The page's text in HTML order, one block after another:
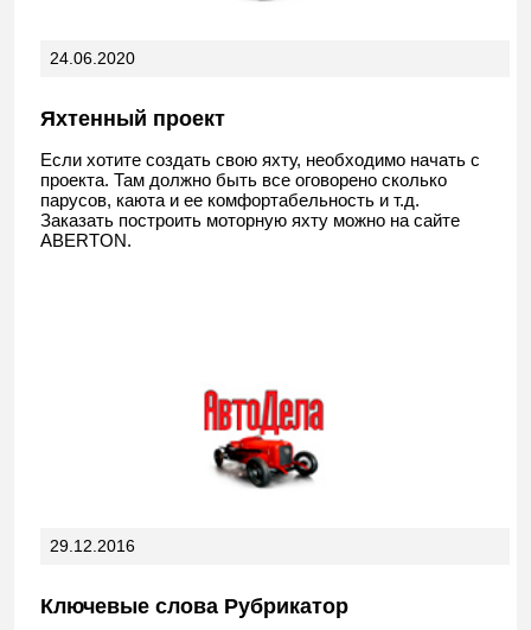
24.06.2020
Яхтенный проект
Если хотите создать свою яхту, необходимо начать с
проекта. Там должно быть все оговорено сколько
парусов, каюта и ее комфортабельность и т.д.
Заказать построить моторную яхту можно на сайте
ABERTON.
29.12.2016
Ключевые слова Рубрикатор